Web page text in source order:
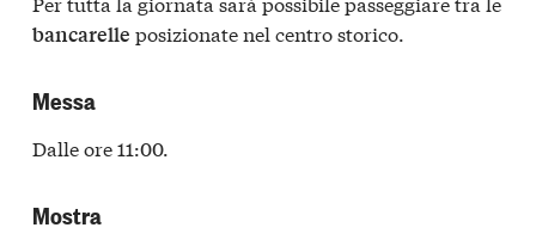
bancarelle posizionate nel centro storico.
Messa
Dalle ore 11:00.
Mostra